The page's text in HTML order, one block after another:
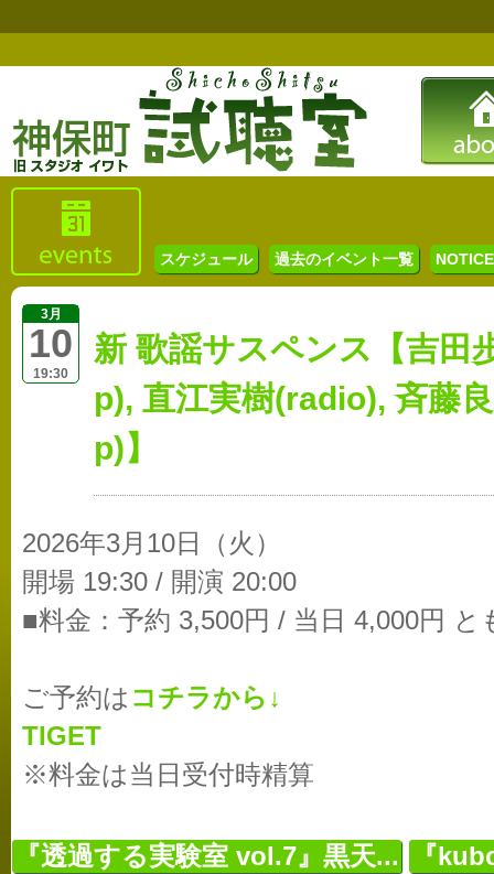
スケジュール 過去のイベント一覧
3月
10
19:30
新 歌謡サスペンス【吉田
p), 直江実樹(radio), 斉藤
p)】
2026年3月10日（火）
開場 19:30 / 開演 20:00
■料金：予約 3,500円 / 当日 4,000円
ご予約は コチラから↓
TIGET
※料金は当日受付時精算
『透過する実験室 vol.7』黒天... 『